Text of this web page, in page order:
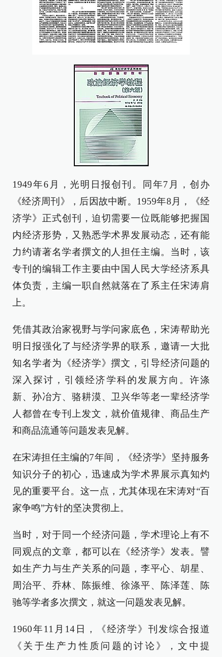
1949年6月，光明日报创刊。同年7月，创办
《经济周刊》，后因故中断。1959年8月，《经
济学》正式创刊，迫切需要一位既能够把握国
内经济形势，又熟悉学术界发展动态，还有能
力约请著名学者撰文的人担任主编。当时，该
专刊的编辑工作主要由中国人民大学经济系具
体负责，主编一职自然就落在了系主任宋涛肩
上。
凭借其政治家视野与学问家底色，宋涛帮助光
明日报强化了与经济学界的联系，邀请一大批
知名学者为《经济学》撰文，引导经济问题的
深入探讨，引领经济学科的发展方向。许涤
新、孙冶方、骆耕漠、卫兴华等老一辈经济学
人都曾在专刊上发文，就价值规律、商品生产
和商品流通等问题发表见解。
在宋涛担任主编的7年间，《经济学》坚持服务
知识分子的初心，迅速成为学术界展示真知灼
见的重要平台。这一点，尤其体现在宋涛对“百
家争鸣”方针的坚决贯彻上。
当时，对于同一个经济问题，学术理论上有不
同观点的文章，都可以在《经济学》发表。譬
如生产力与生产关系的问题，李平心、胡星、
周治平、乔林、陈振维、徐涤平、陈泽莲、陈
驰等学者多次撰文，就这一问题发表见解。
1960年11月14日，《经济学》刊发综合报道
《关于生产力性质问题的讨论》，文中提